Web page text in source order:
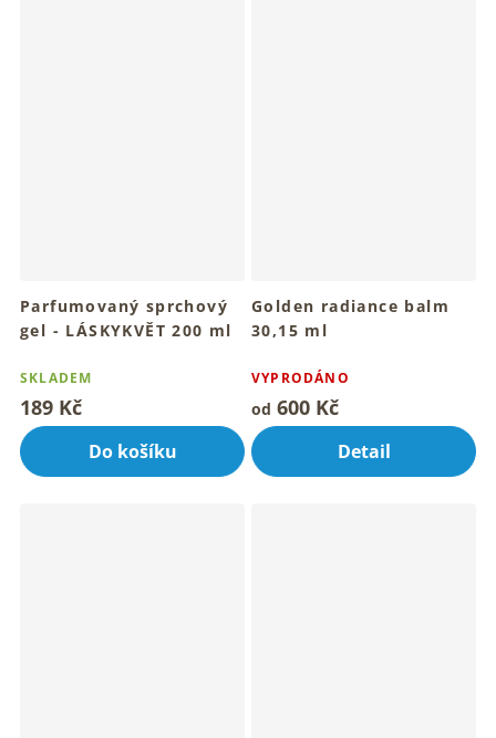
Parfumovaný sprchový
gel - LÁSKYKVĚT 200 ml
každodenní krásy
SKLADEM
189 Kč
Do košíku
Golden radiance balm
30,15 ml
pleť denně
VYPRODÁNO
od 600 Kč
Detail